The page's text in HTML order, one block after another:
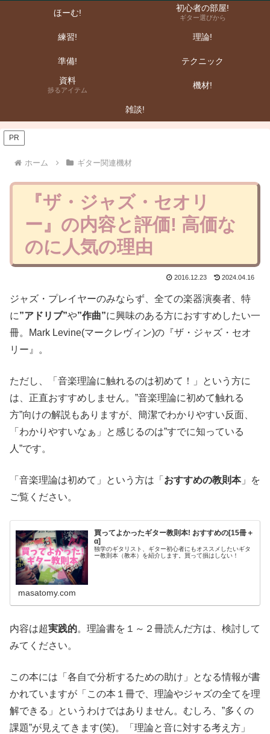
ほーむ! 初心者の部屋!
ギター選びから
練習! 理論!
準備!
テクニック
資料
捗るアイテム 機材!
雑談!
PR
ホーム ギター関連機材
『ザ・ジャズ・セオリ
ー』の内容と評価! 高価な
のに人気の理由
2016.12.23 2024.04.16
ジャズ・プレイヤーのみならず、全ての楽器演奏者、特
に”アドリブ”や”作曲”に興味のある方におすすめしたい一
冊。Mark Levine(マークレヴィン)の『ザ・ジャズ・セオ
リー』。
ただし、「音楽理論に触れるのは初めて！」という方に
は、正直おすすめしません。”音楽理論に初めて触れる
方”向けの解説もありますが、簡潔でわかりやすい反面、
「わかりやすいなぁ」と感じるのは”すでに知っている
人”です。
「音楽理論は初めて」という方は「 おすすめの教則本」を
ご覧ください。
買ってよかったギター教則本! おすすめの[15冊＋
α]
独学のギタリスト、ギター初心者にもオススメしたいギタ
ー教則本（教本）を紹介します。買って損はしない！
masatomy.com
内容は超実践的。理論書を１～２冊読んだ方は、検討して
みてください。
この本には「各自で分析するための助け」となる情報が書
かれていますが「この本１冊で、理論やジャズの全てを理
解できる」というわけではありません。むしろ、”多くの
課題”が見えてきます(笑)。「理論と音に対する考え方」